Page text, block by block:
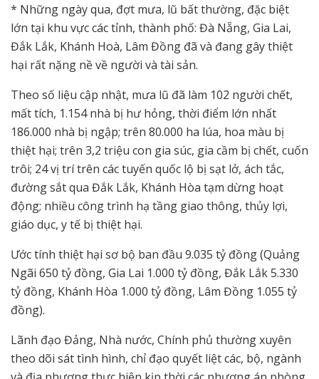
* Những ngày qua, đợt mưa, lũ bất thường, đặc biệt
lớn tại khu vực các tỉnh, thành phố: Đà Nẵng, Gia Lai,
Đắk Lắk, Khánh Hoà, Lâm Đồng đã và đang gây thiệt
hại rất nặng nề về người và tài sản.
Theo số liệu cập nhật, mưa lũ đã làm 102 người chết,
mất tích, 1.154 nhà bị hư hỏng, thời điểm lớn nhất
186.000 nhà bị ngập; trên 80.000 ha lúa, hoa màu bị
thiệt hại; trên 3,2 triệu con gia súc, gia cầm bị chết, cuốn
trôi; 24 vị trí trên các tuyến quốc lộ bị sạt lở, ách tắc,
đường sắt qua Đắk Lắk, Khánh Hòa tạm dừng hoạt
động; nhiều công trình hạ tầng giao thông, thủy lợi,
giáo dục, y tế bị thiệt hại.
Ước tính thiệt hại sơ bộ ban đầu 9.035 tỷ đồng (Quảng
Ngãi 650 tỷ đồng, Gia Lai 1.000 tỷ đồng, Đắk Lắk 5.330
tỷ đồng, Khánh Hòa 1.000 tỷ đồng, Lâm Đồng 1.055 tỷ
đồng).
Lãnh đạo Đảng, Nhà nước, Chính phủ thường xuyên
theo dõi sát tình hình, chỉ đạo quyết liệt các, bộ, ngành